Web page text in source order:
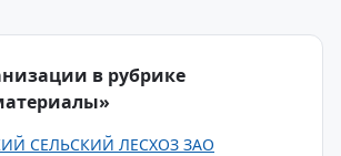
в рубрике
СЕЛЬСКИЙ ЛЕСХОЗ ЗАО